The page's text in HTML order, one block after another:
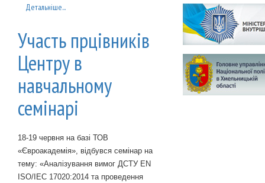
Детальніше...
Участь прцівників
Центру в
навчальному
семінарі
18-19 червня на базі ТОВ
«Євроакадемія», відбувся семінар на
тему: «Аналізування вимог ДСТУ EN
ISO/IEC 17020:2014 та проведення